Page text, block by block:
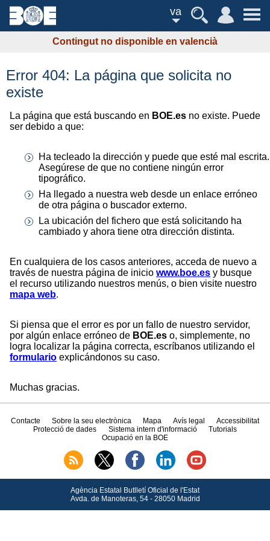
va
Contingut no disponible en valencià
Error 404: La página que solicita no
existe
La página que está buscando en BOE.es no existe. Puede
ser debido a que:
Ha tecleado la dirección y puede que esté mal escrita.
Asegúrese de que no contiene ningún error
tipográfico.
Ha llegado a nuestra web desde un enlace erróneo
de otra página o buscador externo.
La ubicación del fichero que está solicitando ha
cambiado y ahora tiene otra dirección distinta.
En cualquiera de los casos anteriores, acceda de nuevo a
través de nuestra página de inicio www.boe.es y busque
el recurso utilizando nuestros menús, o bien visite nuestro
mapa web.
Si piensa que el error es por un fallo de nuestro servidor,
por algún enlace erróneo de BOE.es o, simplemente, no
logra localizar la página correcta, escríbanos utilizando el
formulario explicándonos su caso.
Muchas gracias.
Contacte Sobre la seu electrònica Mapa Avís legal
Accessibilitat
Protecció de dades
Sistema intern d'informació
Tutorials
Ocupació en la BOE
Agència Estatal Butlletí Oficial de l'Estat
Avda.de Manoteras, 54 - 28050 Madrid